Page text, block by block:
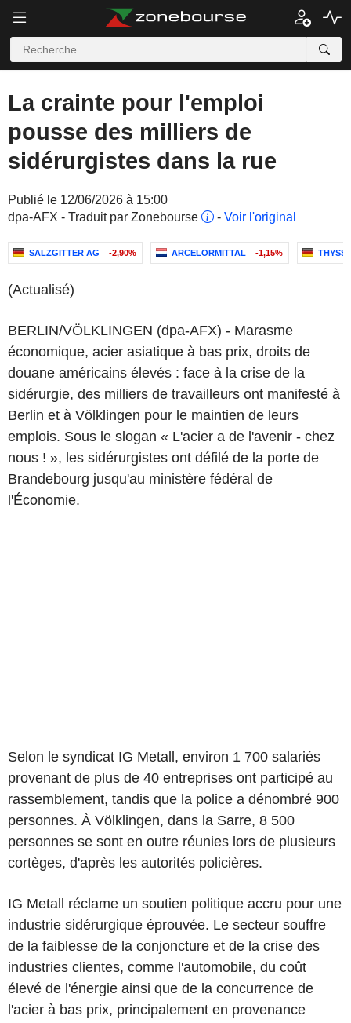
La crainte pour l'emploi
pousse des milliers de
sidérurgistes dans la rue
Publié le 12/06/2026 à 15:00
dpa-AFX - Traduit par Zonebourse
- Voir l'original
SALZGITTER AG -2,90% ARCELORMITTAL -1,15%
(Actualisé)
BERLIN/VÖLKLINGEN (dpa-AFX) - Marasme
économique, acier asiatique à bas prix, droits de
douane américains élevés : face à la crise de la
sidérurgie, des milliers de travailleurs ont manifesté à
Berlin et à Völklingen pour le maintien de leurs
emplois. Sous le slogan « L'acier a de l'avenir - chez
nous ! », les sidérurgistes ont défilé de la porte de
Brandebourg jusqu'au ministère fédéral de
l'Économie.
Selon le syndicat IG Metall, environ 1 700 salariés
provenant de plus de 40 entreprises ont participé au
rassemblement, tandis que la police a dénombré 900
personnes. À Völklingen, dans la Sarre, 8 500
personnes se sont en outre réunies lors de plusieurs
cortèges, d'après les autorités policières.
IG Metall réclame un soutien politique accru pour une
industrie sidérurgique éprouvée. Le secteur souffre
de la faiblesse de la conjoncture et de la crise des
industries clientes, comme l'automobile, du coût
élevé de l'énergie ainsi que de la concurrence de
l'acier à bas prix, principalement en provenance